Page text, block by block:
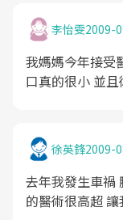
李怡雯2009-
我媽媽今年接受
口真的很小 並
徐英鋒2009-
去年我發生車禍
的醫術很高超